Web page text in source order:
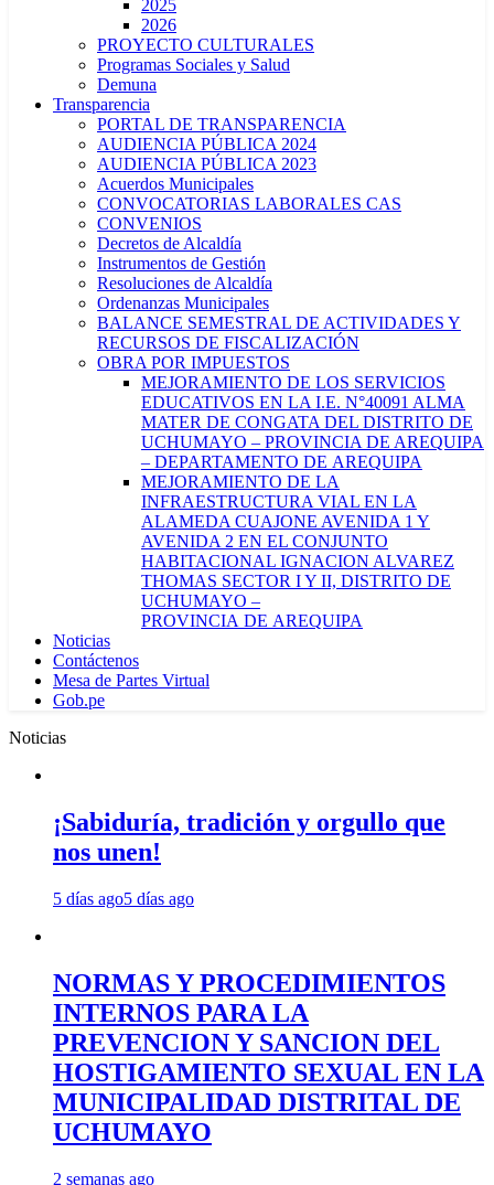
2025
2026
PROYECTO CULTURALES
Programas Sociales y Salud
Demuna
Transparencia
PORTAL DE TRANSPARENCIA
AUDIENCIA PÚBLICA 2024
AUDIENCIA PÚBLICA 2023
Acuerdos Municipales
CONVOCATORIAS LABORALES CAS
CONVENIOS
Decretos de Alcaldía
Instrumentos de Gestión
Resoluciones de Alcaldía
Ordenanzas Municipales
BALANCE SEMESTRAL DE ACTIVIDADES Y
RECURSOS DE FISCALIZACIÓN
OBRA POR IMPUESTOS
MEJORAMIENTO DE LOS SERVICIOS
EDUCATIVOS EN LA I.E. N°40091 ALMA
MATER DE CONGATA DEL DISTRITO DE
UCHUMAYO – PROVINCIA DE AREQUIPA
– DEPARTAMENTO DE AREQUIPA
MEJORAMIENTO DE LA
INFRAESTRUCTURA VIAL EN LA
ALAMEDA CUAJONE AVENIDA 1 Y
AVENIDA 2 EN EL CONJUNTO
HABITACIONAL IGNACION ALVAREZ
THOMAS SECTOR I Y II, DISTRITO DE
UCHUMAYO –
PROVINCIA DE AREQUIPA
Noticias
Contáctenos
Mesa de Partes Virtual
Gob.pe
Noticias
¡Sabiduría, tradición y orgullo que
nos unen!
5 días ago5 días ago
NORMAS Y PROCEDIMIENTOS
INTERNOS PARA LA
PREVENCION Y SANCION DEL
HOSTIGAMIENTO SEXUAL EN LA
MUNICIPALIDAD DISTRITAL DE
UCHUMAYO
2 semanas ago